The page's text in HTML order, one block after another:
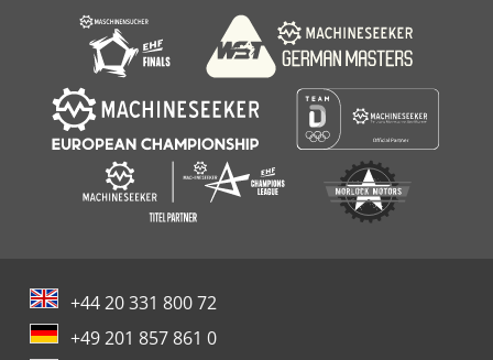
+44 20 331 800 72
+49 201 857 861 0